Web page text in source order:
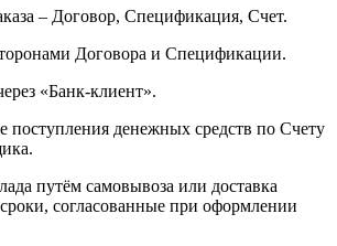
– Договор, Спецификация, Счет.
Договора и Спецификации.
«Банк-клиент».
поступления денежных средств по Счету
путём самовывоза или доставка
согласованные при оформлении